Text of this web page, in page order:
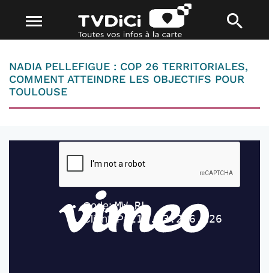
NADIA PELLEFIGUE : COP 26 TERRITORIALES,
COMMENT ATTEINDRE LES OBJECTIFS POUR
TOULOUSE